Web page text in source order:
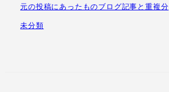
元の投稿にあったものブログ記事と重複分
未分類